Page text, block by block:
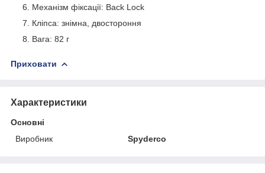
Механізм фіксації: Back Lock
Кліпса: знімна, двостороння
Вага: 82 г
Приховати
Характеристики
Основні
Виробник
Spyderco